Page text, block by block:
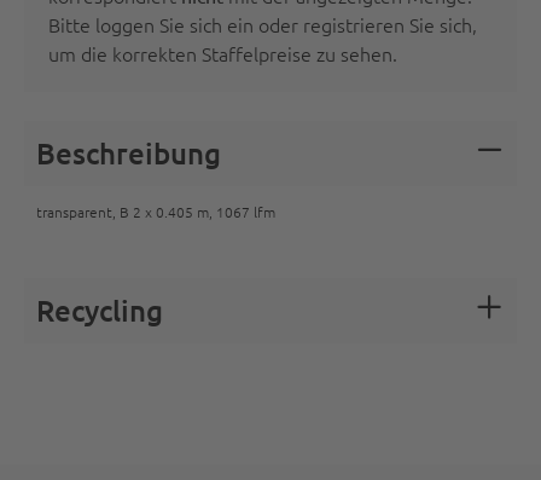
Bitte loggen Sie sich ein oder registrieren Sie sich,
um die korrekten Staffelpreise zu sehen.
Beschreibung
transparent, B 2 x 0.405 m, 1067 lfm
Recycling